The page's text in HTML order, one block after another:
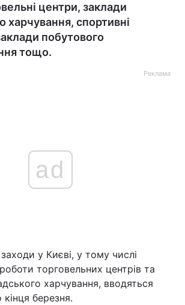
центри, заклади
харчування, спортивні
побутового
тощо.
Реклама
ad
у Києві, у тому числі
торговельних центрів та
харчування, вводяться
березня.